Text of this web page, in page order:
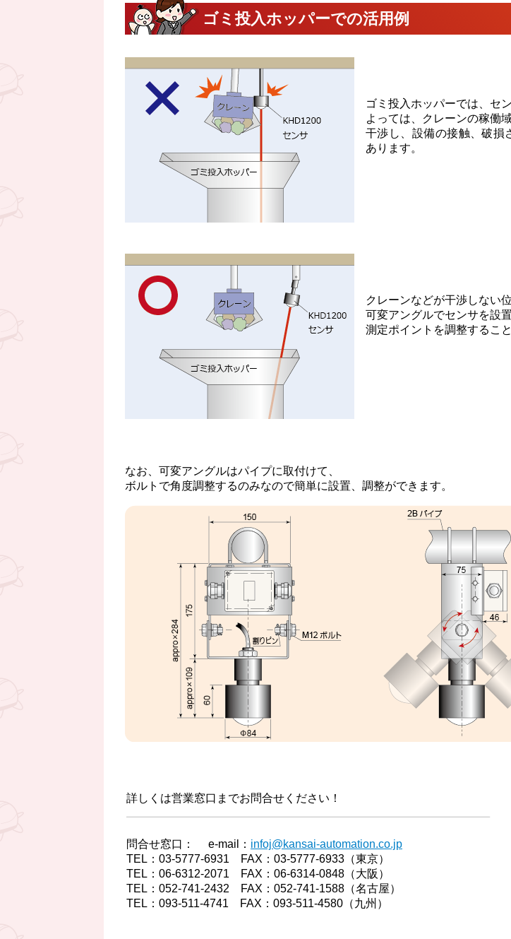
ゴミ投入ホッパーでの活用例
ゴミ投入ホッパーでは、セ
よっては、クレーンの稼働
干渉し、設備の接触、破損
あります。
クレーンなどが干渉しない
可変アングルでセンサを設
測定ポイントを調整するこ
なお、可変アングルはパイプに取付けて、
ボルトで角度調整するのみなので簡単に設置、調整ができます。
詳しくは営業窓口までお問合せください！
問合せ窓口： e-mail： infoj@kansai-automation.co.jp
TEL：03-5777-6931 FAX：03-5777-6933（東京）
TEL：06-6312-2071 FAX：06-6314-0848（大阪）
TEL：052-741-2432 FAX：052-741-1588（名古屋）
TEL：093-511-4741 FAX：093-511-4580（九州）